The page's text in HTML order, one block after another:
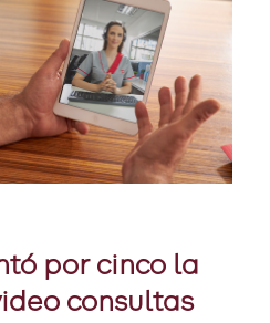
por cinco la
consultas